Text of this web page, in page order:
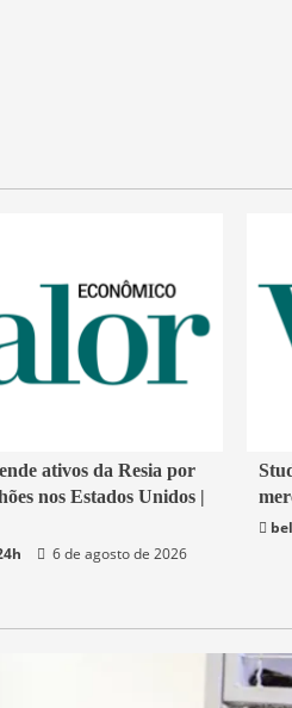
ativos da Resia por
nos Estados Unidos |
6 de agosto de 2026
4 min